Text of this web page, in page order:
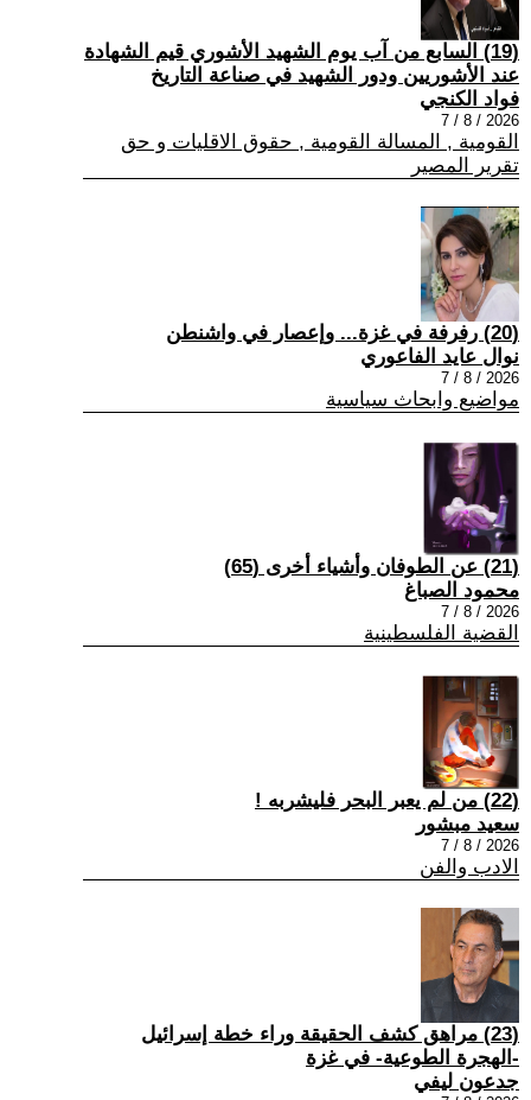
(19) السابع من آب يوم الشهيد الأشوري قيم الشهادة
عند الأشوريين ودور الشهيد في صناعة التاريخ
فواد الكنجي
2026 / 8 / 7
القومية , المسالة القومية , حقوق الاقليات و حق
تقرير المصير
(20) رفرفة في غزة... وإعصار في واشنطن
نوال عايد الفاعوري
2026 / 8 / 7
مواضيع وابحاث سياسية
(21) عن الطوفان وأشياء أخرى (65)
محمود الصباغ
2026 / 8 / 7
القضية الفلسطينية
(22) من لم يعبر البحر فليشربه !
سعيد مبشور
2026 / 8 / 7
الادب والفن
(23) مراهق كشف الحقيقة وراء خطة إسرائيل
-الهجرة الطوعية- في غزة
جدعون ليفي